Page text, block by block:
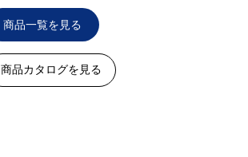
商品一覧を見る
商品カタログを見る